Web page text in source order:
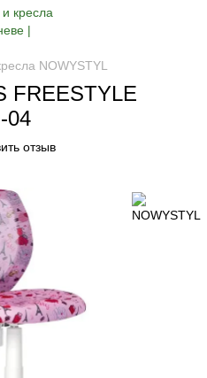
NOWYSTYL
FREESTYLE
04
отзыв